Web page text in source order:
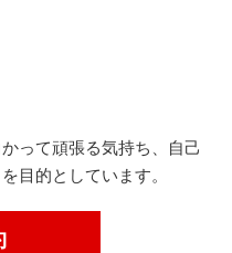
って頑張る気持ち、自己
目的としています。